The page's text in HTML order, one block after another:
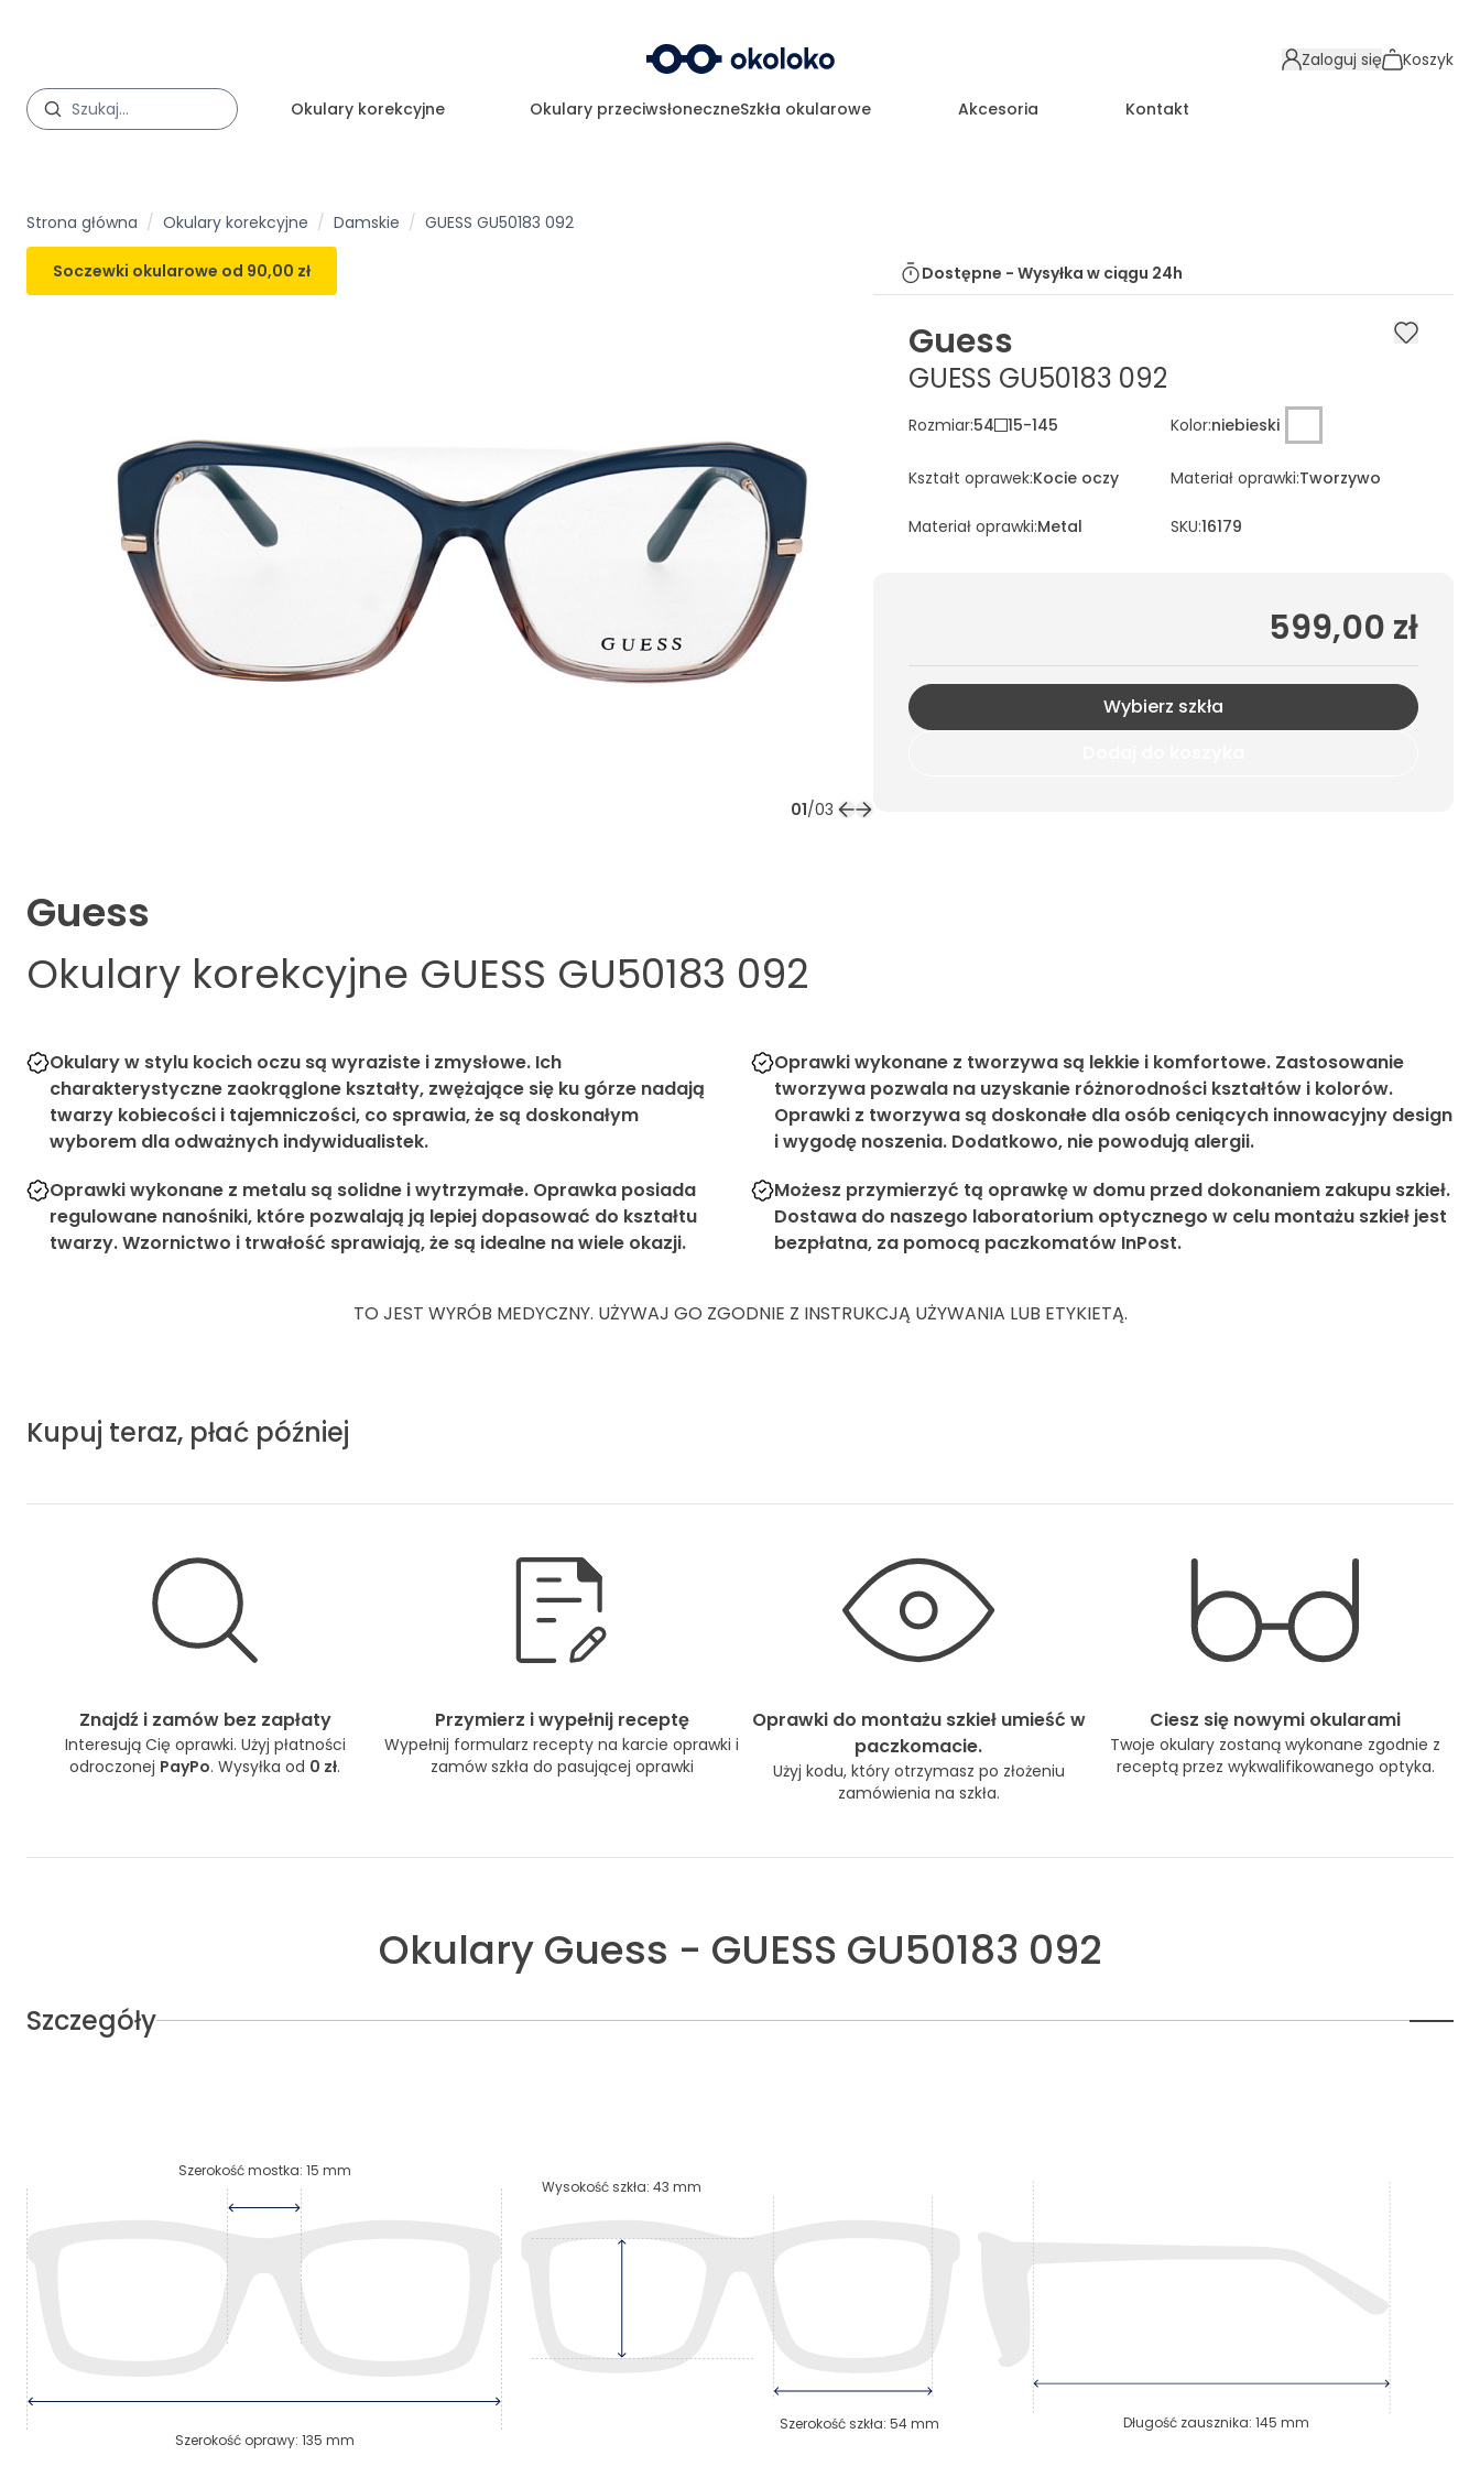
Zaloguj się Koszyk
Okulary korekcyjne Okulary przeciwsłoneczneSzkła okularowe Akcesoria Kontakt
Strona główna / Okulary korekcyjne / Damskie / GUESS GU50183 092
Soczewki okularowe od 90,00 zł Dostępne - Wysyłka w ciągu 24h
01/03
Guess
GUESS GU50183 092
Rozmiar:54 15-145 Kolor:niebieski
Kształt oprawek:Kocie oczy Materiał oprawki:Tworzywo
Materiał oprawki:Metal SKU:16179
599,00 zł
Wybierz szkła
Guess
Okulary korekcyjne GUESS GU50183 092
Okulary w stylu kocich oczu są wyraziste i zmysłowe. Ich
charakterystyczne zaokrąglone kształty, zwężające się ku górze nadają
twarzy kobiecości i tajemniczości, co sprawia, że są doskonałym
wyborem dla odważnych indywidualistek.
Oprawki wykonane z tworzywa są lekkie i komfortowe. Zastosowanie
tworzywa pozwala na uzyskanie różnorodności kształtów i kolorów.
Oprawki z tworzywa są doskonałe dla osób ceniących innowacyjny design
i wygodę noszenia. Dodatkowo, nie powodują alergii.
Oprawki wykonane z metalu są solidne i wytrzymałe. Oprawka posiada
regulowane nanośniki, które pozwalają ją lepiej dopasować do kształtu
twarzy. Wzornictwo i trwałość sprawiają, że są idealne na wiele okazji.
Możesz przymierzyć tą oprawkę w domu przed dokonaniem zakupu szkieł.
Dostawa do naszego laboratorium optycznego w celu montażu szkieł jest
bezpłatna, za pomocą paczkomatów InPost.
TO JEST WYRÓB MEDYCZNY. UŻYWAJ GO ZGODNIE Z INSTRUKCJĄ UŻYWANIA LUB ETYKIETĄ.
Kupuj teraz, płać później
Znajdź i zamów bez zapłaty
Interesują Cię oprawki. Użyj płatności
odroczonej PayPo. Wysyłka od 0 zł.
Przymierz i wypełnij receptę
Wypełnij formularz recepty na karcie oprawki i
zamów szkła do pasującej oprawki
Oprawki do montażu szkieł umieść w
paczkomacie.
Użyj kodu, który otrzymasz po złożeniu
zamówienia na szkła.
Ciesz się nowymi okularami
Twoje okulary zostaną wykonane zgodnie z
receptą przez wykwalifikowanego optyka.
OkularyGuess - GUESS GU50183 092
Szczegóły
Szerokość mostka: 15 mm
Szerokość oprawy: 135 mm
Wysokość szkła: 43 mm
Szerokość szkła: 54mm Długość zausznika: 145 mm